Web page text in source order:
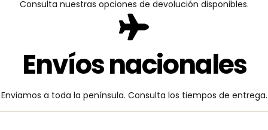
Consulta nuestras opciones de devolución disponibles.
Envíos nacionales
Enviamos a toda la península. Consulta los tiempos de entrega.